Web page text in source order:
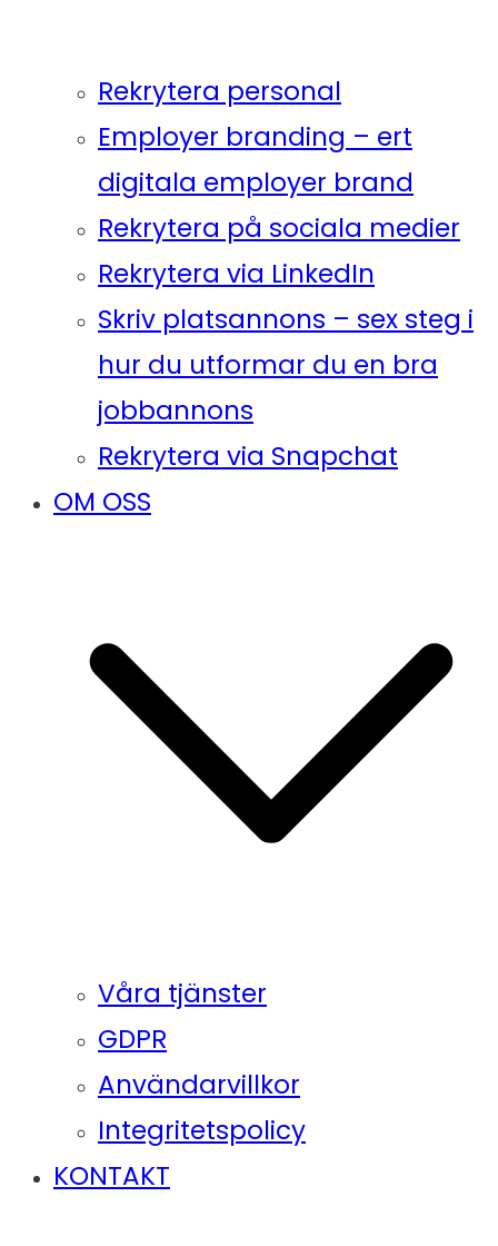
Rekrytera personal
Employer branding – ert
digitala employer brand
Rekrytera på sociala medier
Rekrytera via LinkedIn
Skriv platsannons – sex steg i
hur du utformar du en bra
jobbannons
Rekrytera via Snapchat
OM OSS
Våra tjänster
GDPR
Användarvillkor
Integritetspolicy
KONTAKT